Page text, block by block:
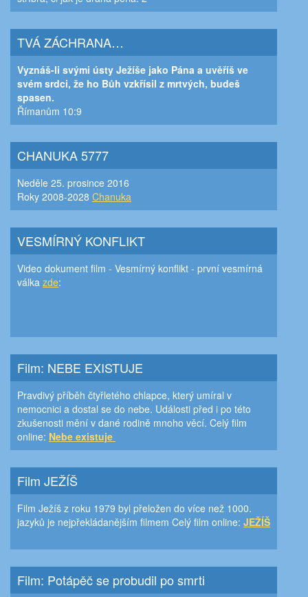
TVÁ ZÁCHRANA…
Vyznáš-li svými ústy Ježíše jako Pána a uvěříš ve
svém srdci, že ho Bůh vzkřísil z mrtvých, budeš
spasen.
Římanům 10:9
CHANUKA 5777
Neděle 25. prosince 2016
Roky 2008-2028 Chanuka
VESMÍRNÝ KONFLIKT
Video dokument film - Vesmírný konflikt - první vesmírná
válka zde:
Film: NEBE EXISTUJE
Pravdivý příběh čtyřletého chlapce, který umíral v
nemocnici a dostal se do nebe. Události před i po této
zkušenosti mění v dané rodině mnoho věcí. Celý film
online: Nebe existuje
Film JEŽÍŠ
Film Ježíš z roku 1979 byl přeložen do více než 1000.
jazyků je nejpřekládanějším filmem Celý film online: JEŽÍŠ
Film: Potápěč se probudil po smrti